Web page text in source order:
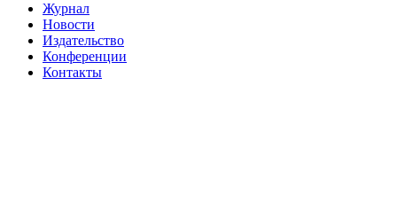
Журнал
Новости
Издательство
Конференции
Контакты